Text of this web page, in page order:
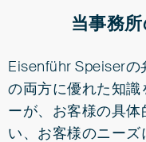
当事務
Eisenführ Speiser
の両方に優れた知
ーが、お客様の具体
い、お客様のニーズ